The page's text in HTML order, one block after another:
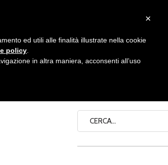
×
ed utili alle finalità illustrate nella cookie
policy
in altra maniera, acconsenti all’uso